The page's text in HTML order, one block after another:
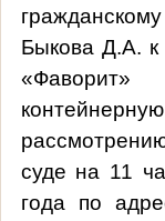
Быкова Д.А.
суде на 11
года по